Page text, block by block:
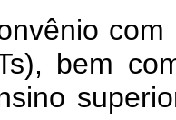
bem